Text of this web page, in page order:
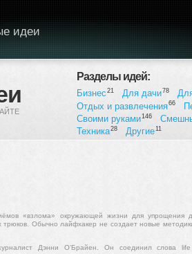
идеи
Разделы идей:
Бизнес 21 Для дачи78
Отдых и развлечения66
Своими руками146
Техника28 Другие 11
«взлома» окружающей жизни для упрощения
Обычно лайфхакер не создает новые
Дэнни О’Брайен. Он соединил слова life